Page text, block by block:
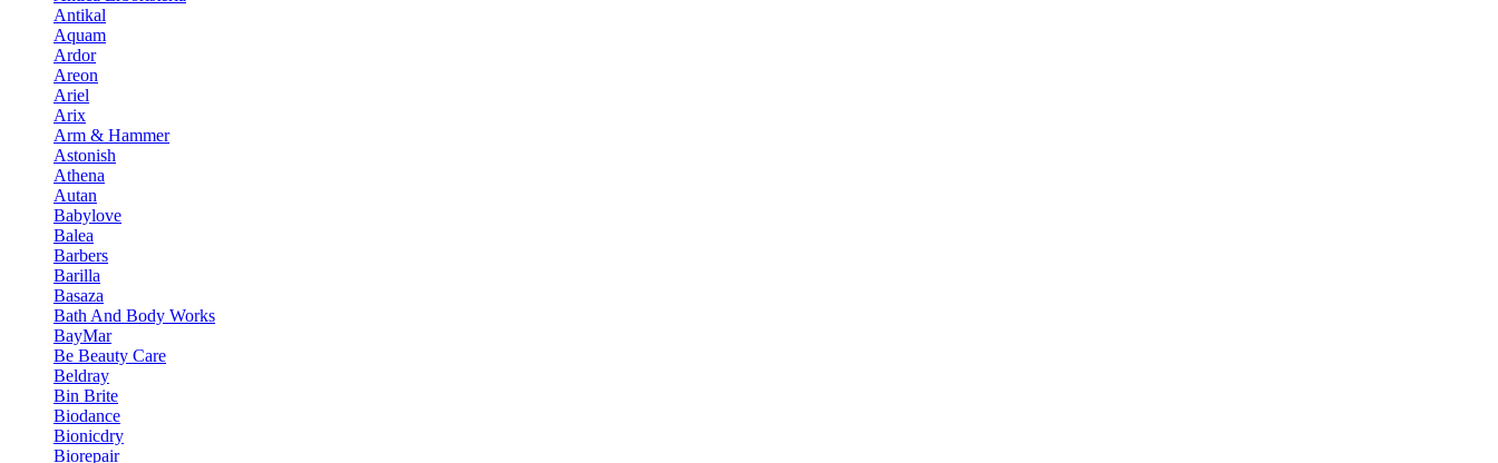
Antikal
Aquam
Ardor
Areon
Ariel
Arix
Arm & Hammer
Astonish
Athena
Autan
Babylove
Balea
Barbers
Barilla
Basaza
Bath And Body Works
BayMar
Be Beauty Care
Beldray
Bin Brite
Biodance
Bionicdry
Biorepair